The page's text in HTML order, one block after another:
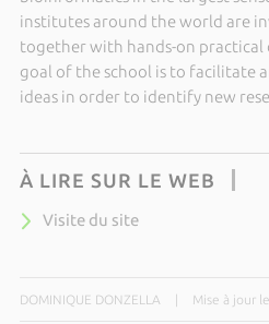
institutes around the world are
together with hands-on practical
goal of the school is to facilitate
ideas in order to identify new
À LIRE SUR LE WEB
Visite du site
DOMINIQUE DONZELLA Mise à jour